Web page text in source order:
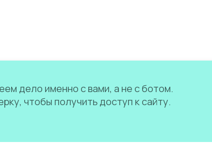
дело именно с вами, а не с ботом.
чтобы получить доступ к сайту.